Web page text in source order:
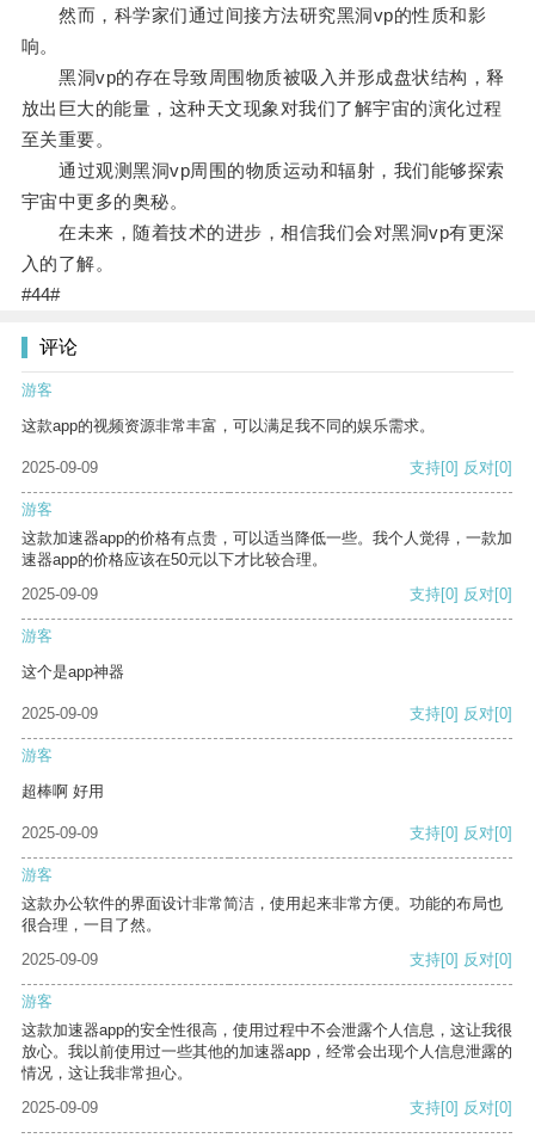
然而，科学家们通过间接方法研究黑洞vp的性质和影
响。
黑洞vp的存在导致周围物质被吸入并形成盘状结构，释
放出巨大的能量，这种天文现象对我们了解宇宙的演化过程
至关重要。
通过观测黑洞vp周围的物质运动和辐射，我们能够探索
宇宙中更多的奥秘。
在未来，随着技术的进步，相信我们会对黑洞vp有更深
入的了解。
#44#
评论
游客
这款app的视频资源非常丰富，可以满足我不同的娱乐需求。
2025-09-09 支持[0] 反对[0]
游客
这款加速器app的价格有点贵，可以适当降低一些。我个人觉得，一款加
速器app的价格应该在50元以下才比较合理。
2025-09-09
支持[0] 反对[0]
游客
这个是app神器
2025-09-09 支持[0] 反对[0]
游客
超棒啊 好用
2025-09-09 支持[0] 反对[0]
游客
这款办公软件的界面设计非常简洁，使用起来非常方便。功能的布局也
很合理，一目了然。
2025-09-09
支持[0] 反对[0]
游客
这款加速器app的安全性很高，使用过程中不会泄露个人信息，这让我很
放心。我以前使用过一些其他的加速器app，经常会出现个人信息泄露的
情况，这让我非常担心。
2025-09-09
支持[0] 反对[0]